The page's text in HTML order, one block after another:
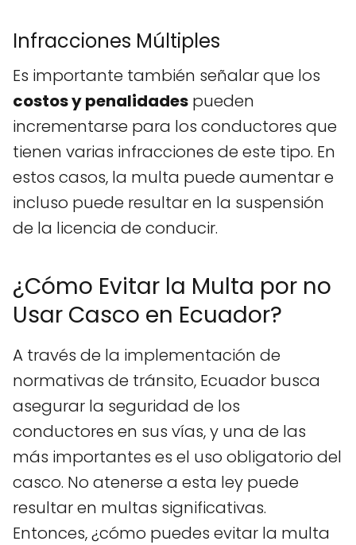
Infracciones Múltiples
Es importante también señalar que los
costos y penalidades pueden
incrementarse para los conductores que
tienen varias infracciones de este tipo. En
estos casos, la multa puede aumentar e
incluso puede resultar en la suspensión
de la licencia de conducir.
¿Cómo Evitar la Multa por no
Usar Casco en Ecuador?
A través de la implementación de
normativas de tránsito, Ecuador busca
asegurar la seguridad de los
conductores en sus vías, y una de las
más importantes es el uso obligatorio del
casco. No atenerse a esta ley puede
resultar en multas significativas.
Entonces, ¿cómo puedes evitar la multa